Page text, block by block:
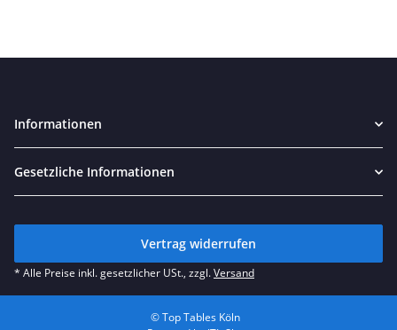
Informationen
Gesetzliche Informationen
Vertrag widerrufen
* Alle Preise inkl. gesetzlicher USt., zzgl.Versand
© Top Tables Köln